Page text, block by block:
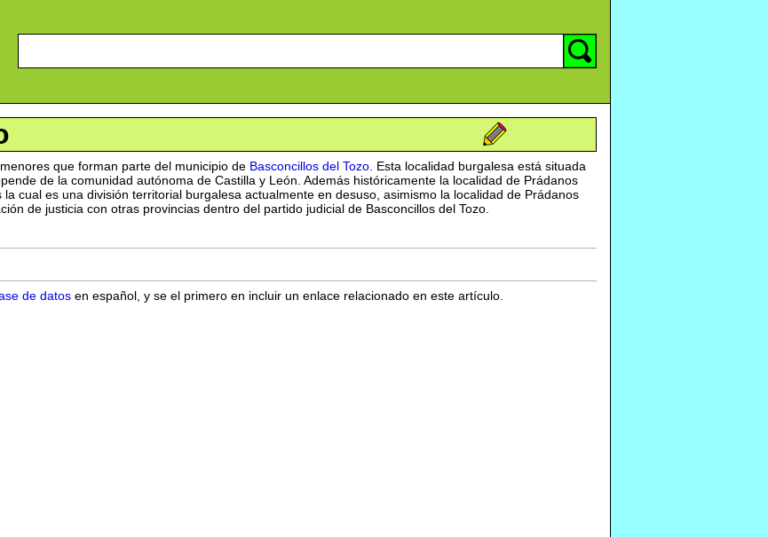
que forman parte del municipio de Basconcillos del Tozo . Esta localidad burgalesa está situada
de la comunidad autónoma de Castilla y León. Además históricamente la localidad de Prádanos
cual es una división territorial burgalesa actualmente en desuso, asimismo la localidad de Prádanos
de justicia con otras provincias dentro del partido judicial de Basconcillos del Tozo.
de datos en español, y se el primero en incluir un enlace relacionado en este artículo.